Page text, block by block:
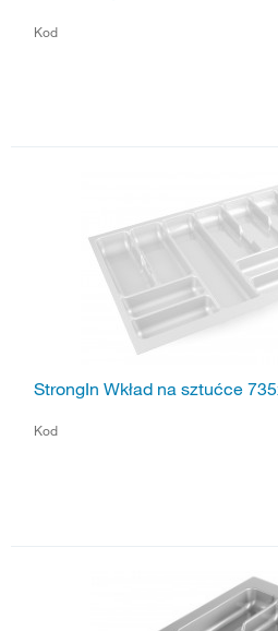
Kod
StrongIn Wkład na sztućce
Kod